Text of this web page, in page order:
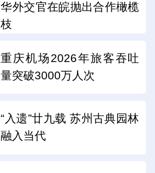
华外交官在皖抛出合作橄榄
枝
重庆机场2026年旅客吞吐
量突破3000万人次
“入遗”廿九载 苏州古典园林
融入当代